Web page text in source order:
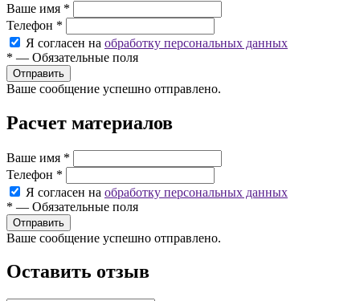
Ваше имя *
Телефон *
Я согласен на обработку персональных данных
* — Обязательные поля
Ваше сообщение успешно отправлено.
Расчет материалов
Ваше имя *
Телефон *
Я согласен на обработку персональных данных
* — Обязательные поля
Ваше сообщение успешно отправлено.
Оставить отзыв